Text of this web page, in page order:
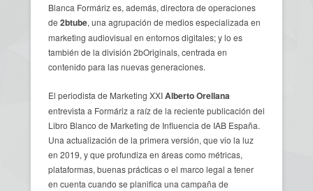
Blanca Formáriz es, además, directora de operaciones
de 2btube, una agrupación de medios especializada en
marketing audiovisual en entornos digitales; y lo es
también de la división 2bOriginals, centrada en
contenido para las nuevas generaciones.
El periodista de Marketing XXIAlberto Orellana
entrevista a Formáriz a raíz de la reciente publicación del
Libro Blanco de Marketing de Influencia de IAB España.
Una actualización de la primera versión, que vio la luz
en 2019, y que profundiza en áreas como métricas,
plataformas, buenas prácticas o el marco legal a tener
en cuenta cuando se planifica una campaña de